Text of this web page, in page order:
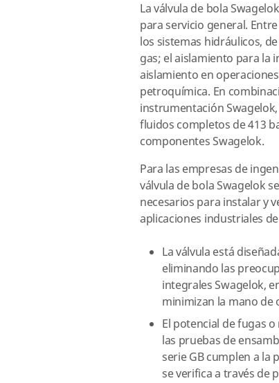
La válvula de bola
para servicio general.
los sistemas hidráulicos,
gas; el aislamiento para la
aislamiento en
petroquímica. En
instrumentación
fluidos completos de 413
componentes Swagelok.
Para las empresas de
válvula de bola Swagelok
necesarios para instalar y
aplicaciones industriales
La válvula está
eliminando las
integrales Swagelok,
minimizan la mano de
El potencial de fugas
las pruebas de
serie GB cumplen a la
se verifica a través de